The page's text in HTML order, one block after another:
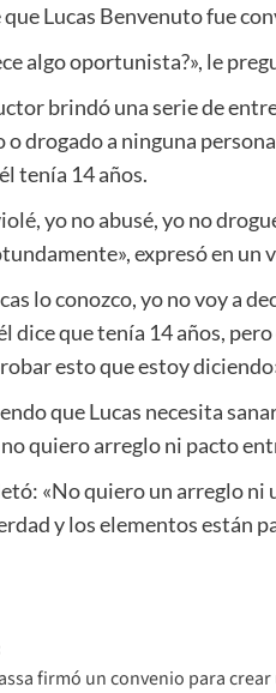
que Lucas Benvenuto fue
algo oportunista?», le
brindó una serie de
o drogado a ninguna
tenía 14 años.
yo no abusé, yo no
expresó en un
lo conozco, yo no voy a
dice que tenía 14 años,
esto que estoy
que Lucas necesita
no quiero arreglo ni pacto
«No quiero un arreglo ni
y los elementos están
firmó un convenio para